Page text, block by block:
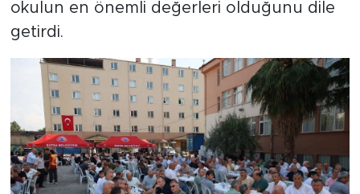
okulun en önemli değerleri olduğunu dile
getirdi.